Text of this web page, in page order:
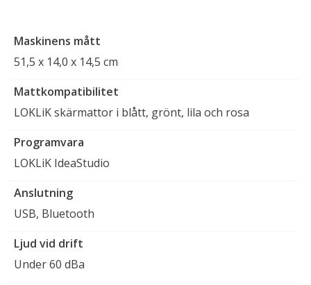
Maskinens mått
51,5 x 14,0 x 14,5 cm
Mattkompatibilitet
LOKLiK skärmattor i blått, grönt, lila och rosa
Programvara
LOKLiK IdeaStudio
Anslutning
USB, Bluetooth
Ljud vid drift
Under 60 dBa